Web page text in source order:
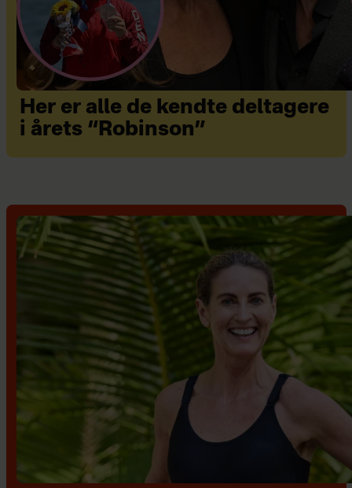
Her er alle de kendte deltagere
i årets “Robinson”